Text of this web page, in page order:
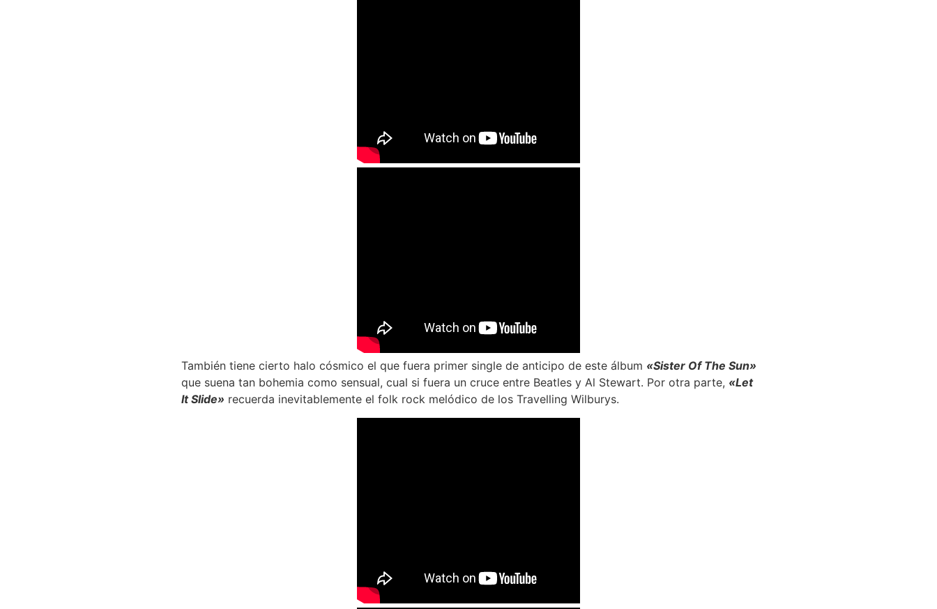
También tiene cierto halo cósmico el que fuera primer single de anticipo de este álbum «Sister Of The Sun»
que suena tan bohemia como sensual, cual si fuera un cruce entre Beatles y Al Stewart. Por otra parte, «Let
It Slide» recuerda inevitablemente el folk rock melódico de los Travelling Wilburys.